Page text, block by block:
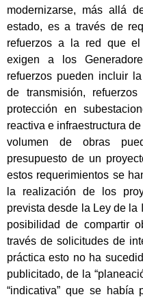
modernizarse, más allá
estado, es a través de
refuerzos a la red que
exigen a los
refuerzos pueden incluir
de transmisión,
protección en
reactiva e infraestructura
volumen de obras
presupuesto de un
estos requerimientos se
la realización de los
prevista desde la Ley de la
posibilidad de compartir
través de solicitudes de
práctica esto no ha
publicitado, de la
“indicativa” que se había